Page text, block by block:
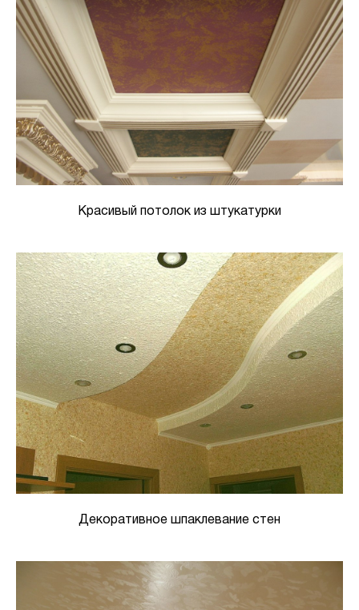
Красивый потолок из штукатурки
Декоративное шпаклевание стен